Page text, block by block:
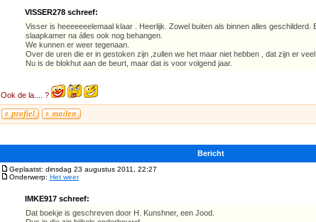
VISSER278 schreef:
Visser is heeeeeeelemaal klaar . Heerlijk. Zowel buiten als binnen alles geschilderd.
slaapkamer na álles ook nog behangen.
We kunnen er weer tegenaan.
Over de uren die er in gestoken zijn ,zullen we het maar niet hebben , dat zijn er veel.
Nu is de blokhut aan de beurt, maar dat is voor volgend jaar.
Ook de la.... ?
Bericht
Geplaatst: dinsdag 23 augustus 2011, 22:27
Onderwerp: Het weer
IMKE917 schreef:
Dat boekje is geschreven door H. Kunshner, een Jood.